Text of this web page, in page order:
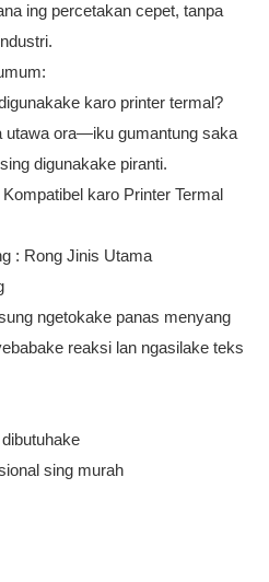
ing percetakan cepet, tanpa
karo printer termal?
utawa ora—iku gumantung saka
digunakake piranti.
: Rong Jinis Utama
ngetokake panas menyang
reaksi lan ngasilake teks
sing murah